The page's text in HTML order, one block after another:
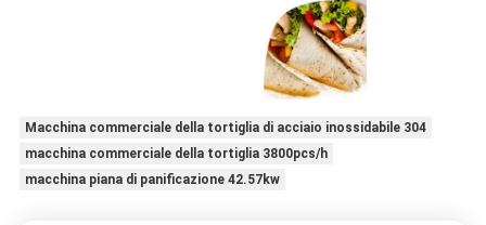
Macchina commerciale della tortiglia di acciaio inossidabile 304
macchina commerciale della tortiglia 3800pcs/h
macchina piana di panificazione 42.57kw